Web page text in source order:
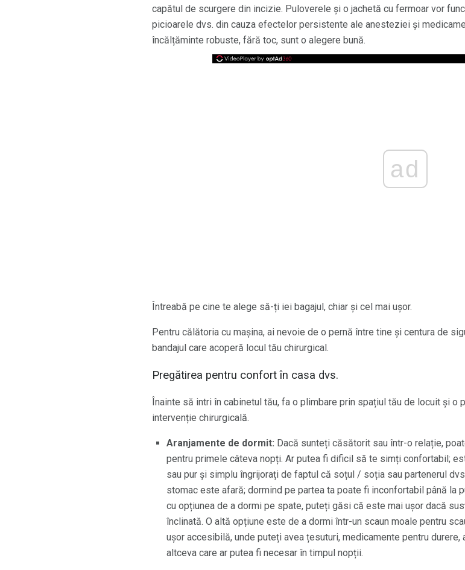
capătul de scurgere din incizie. Puloverele și o jachetă cu fermoar vor
picioarele dvs. din cauza efectelor persistente ale anesteziei și
încălțăminte robuste, fără toc, sunt o alegere bună.
ad
Întreabă pe cine te alege să-ți iei bagajul, chiar și cel mai ușor.
Pentru călătoria cu mașina, ai nevoie de o pernă între tine și centura de
bandajul care acoperă locul tău chirurgical.
Pregătirea pentru confort în casa dvs.
Înainte să intri în cabinetul tău, fa o plimbare prin spațiul tău de locuit și o
intervenție chirurgicală.
Aranjamente de dormit: Dacă sunteți căsătorit sau într-o relație,
pentru primele câteva nopți. Ar putea fi dificil să te simți confortabil;
sau pur și simplu îngrijorați de faptul că soțul / soția sau partenerul
stomac este afară; dormind pe partea ta poate fi inconfortabil până la
cu opțiunea de a dormi pe spate, puteți găsi că este mai ușor dacă
înclinată. O altă opțiune este de a dormi într-un scaun moale pentru
ușor accesibilă, unde puteți avea țesuturi, medicamente pentru
altceva care ar putea fi necesar în timpul nopții.